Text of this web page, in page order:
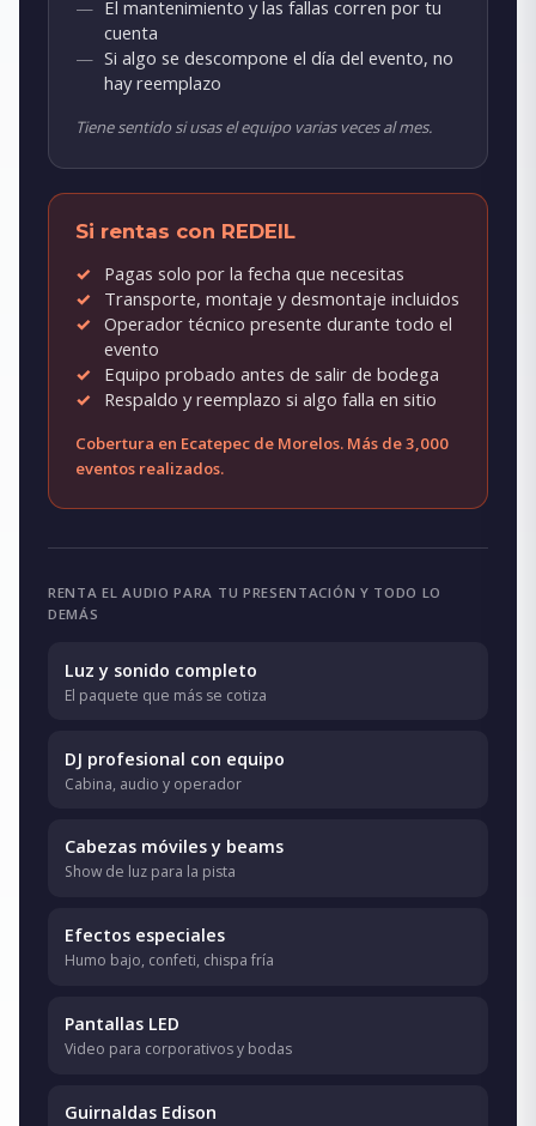
El mantenimiento y las fallas corren por tu
cuenta
Si algo se descompone el día del evento, no
hay reemplazo
Tiene sentido si usas el equipo varias veces al mes.
Si rentas con REDEIL
Pagas solo por la fecha que necesitas
Transporte, montaje y desmontaje incluidos
Operador técnico presente durante todo el
evento
Equipo probado antes de salir de bodega
Respaldo y reemplazo si algo falla en sitio
Cobertura en Ecatepec de Morelos. Más de 3,000
eventos realizados.
RENTA EL AUDIO PARA TU PRESENTACIÓN Y TODO LO
DEMÁS
Luz y sonido completo
El paquete que más se cotiza
DJ profesional con equipo
Cabina, audio y operador
Cabezas móviles y beams
Show de luz para la pista
Efectos especiales
Humo bajo, confeti, chispa fría
Pantallas LED
Video para corporativos y bodas
Guirnaldas Edison